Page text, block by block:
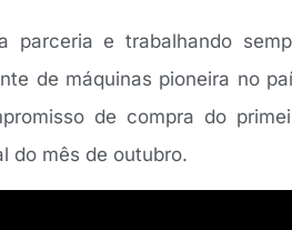
parceria e trabalhando
de máquinas pioneira no
de compra do
do mês de outubro.